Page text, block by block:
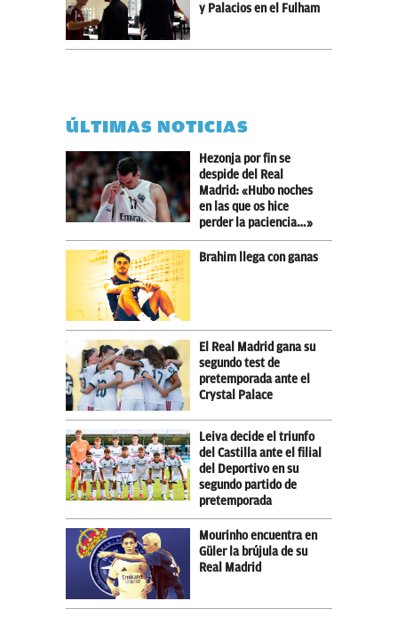
y Palacios en el Fulham
ÚLTIMAS NOTICIAS
Hezonja por fin se
despide del Real
Madrid: «Hubo noches
en las que os hice
perder la paciencia…»
Brahim llega con ganas
El Real Madrid gana su
segundo test de
pretemporada ante el
Crystal Palace
Leiva decide el triunfo
del Castilla ante el filial
del Deportivo en su
segundo partido de
pretemporada
Mourinho encuentra en
Güler la brújula de su
Real Madrid